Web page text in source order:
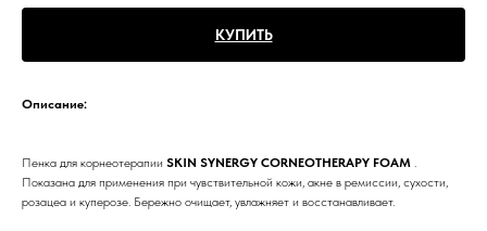
КУПИТЬ
Описание:
Пенка для корнеотерапии SKIN SYNERGY CORNEOTHERAPY FOAM .
Показана для применения при чувствительной кожи, акне в ремиссии, сухости,
розацеа и куперозе. Бережно очищает, увлажняет и восстанавливает.